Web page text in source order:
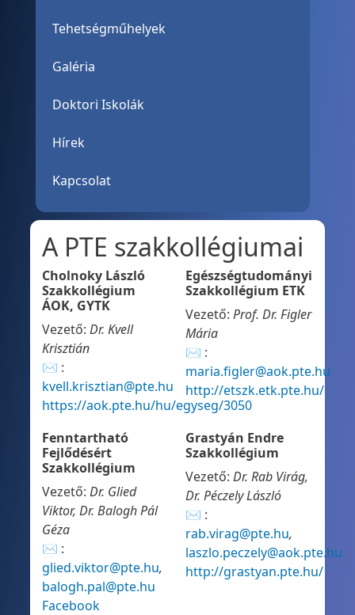
A PTE szakkollégiumai
Cholnoky László
Szakkollégium
ÁOK, GYTK
Vezető:Dr. Kvell
Krisztián
✉ :
kvell.krisztian@pte.hu
https://aok.pte.hu/hu/egyseg/3050
Egészségtudományi
Szakkollégium ETK
Vezető: Prof. Dr. Figler
Mária
✉ :
maria.figler@aok.pte.hu
http://etszk.etk.pte.hu/
Fenntartható
Fejlődésért
Szakkollégium
Vezető:Dr. Glied
Viktor, Dr. Balogh Pál
Géza
✉ :
glied.viktor@pte.hu,
balogh.pal@pte.hu
Facebook
Grastyán Endre
Szakkollégium
Vezető: Dr. Rab Virág,
Dr. Péczely László
✉ :
rab.virag@pte.hu,
laszlo.peczely@aok.pte.hu
http://grastyan.pte.hu/
Tehetségműhelyek
Galéria
Doktori Iskolák
Hírek
Kapcsolat